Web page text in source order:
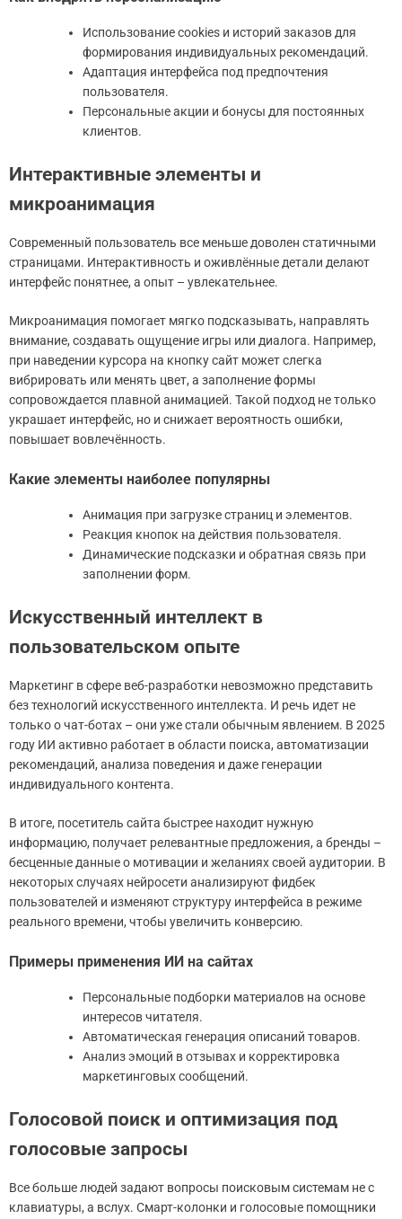
Использование cookies и историй заказов для
формирования индивидуальных рекомендаций.
Адаптация интерфейса под предпочтения
пользователя.
Персональные акции и бонусы для постоянных
клиентов.
Интерактивные элементы и
микроанимация
Современный пользователь все меньше доволен статичными
страницами. Интерактивность и оживлённые детали делают
интерфейс понятнее, а опыт – увлекательнее.
Микроанимация помогает мягко подсказывать, направлять
внимание, создавать ощущение игры или диалога. Например,
при наведении курсора на кнопку сайт может слегка
вибрировать или менять цвет, а заполнение формы
сопровождается плавной анимацией. Такой подход не только
украшает интерфейс, но и снижает вероятность ошибки,
повышает вовлечённость.
Какие элементы наиболее популярны
Анимация при загрузке страниц и элементов.
Реакция кнопок на действия пользователя.
Динамические подсказки и обратная связь при
заполнении форм.
Искусственный интеллект в
пользовательском опыте
Маркетинг в сфере веб-разработки невозможно представить
без технологий искусственного интеллекта. И речь идет не
только о чат-ботах – они уже стали обычным явлением. В 2025
году ИИ активно работает в области поиска, автоматизации
рекомендаций, анализа поведения и даже генерации
индивидуального контента.
В итоге, посетитель сайта быстрее находит нужную
информацию, получает релевантные предложения, а бренды –
бесценные данные о мотивации и желаниях своей аудитории. В
некоторых случаях нейросети анализируют фидбек
пользователей и изменяют структуру интерфейса в режиме
реального времени, чтобы увеличить конверсию.
Примеры применения ИИ на сайтах
Персональные подборки материалов на основе
интересов читателя.
Автоматическая генерация описаний товаров.
Анализ эмоций в отзывах и корректировка
маркетинговых сообщений.
Голосовой поиск и оптимизация под
голосовые запросы
Все больше людей задают вопросы поисковым системам не с
клавиатуры, а вслух. Смарт-колонки и голосовые помощники